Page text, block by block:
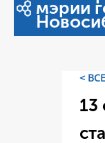
мэрии
<
13